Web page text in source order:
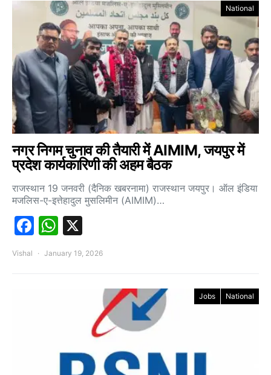
National
नगर निगम चुनाव की तैयारी में AIMIM, जयपुर में
प्रदेश कार्यकारिणी की अहम बैठक
राजस्थान 19 जनवरी (दैनिक खबरनामा) राजस्थान जयपुर। ऑल इंडिया
मजलिस-ए-इत्तेहादुल मुसलिमीन (AIMIM)…
Facebook
WhatsApp
Vishal January 19, 2026
Jobs National